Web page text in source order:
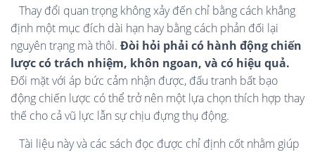
Thay đổi quan trọng không xảy đến chỉ bằng cách khẳng
định một mục đích dài hạn hay bằng cách phản đối lại
nguyên trạng mà thôi. Đòi hỏi phải có hành động chiến
lược có trách nhiệm, khôn ngoan, và có hiệu quả.
Đối mặt với áp bức cảm nhận được, đấu tranh bất bạo
động chiến lược có thể trở nên một lựa chọn thích hợp thay
thế cho cả vũ lực lẫn sự chịu đựng thụ động.
Tài liệu này và các sách đọc được chỉ định cốt nhằm giúp